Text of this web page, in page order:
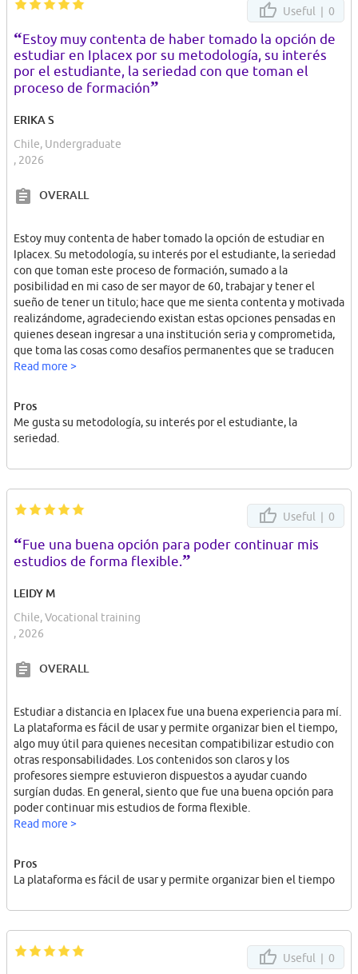
Useful | 0
“Estoy muy contenta de haber tomado la opción de
estudiar en Iplacex por su metodología, su interés
por el estudiante, la seriedad con que toman el
proceso de formación”
ERIKA S
Chile, Undergraduate
, 2026
OVERALL
Estoy muy contenta de haber tomado la opción de estudiar en
Iplacex. Su metodología, su interés por el estudiante, la seriedad
con que toman este proceso de formación, sumado a la
posibilidad en mi caso de ser mayor de 60, trabajar y tener el
sueño de tener un titulo; hace que me sienta contenta y motivada
realizándome, agradeciendo existan estas opciones pensadas en
quienes desean ingresar a una institución seria y comprometida,
que toma las cosas como desafíos permanentes que se traducen
en solo beneficios y educación de calidad para quienes somos sus
Read more >
Pros
Me gusta su metodología, su interés por el estudiante, la
seriedad.
Useful | 0
“Fue una buena opción para poder continuar mis
estudios de forma flexible.”
LEIDY M
Chile, Vocational training
, 2026
OVERALL
Estudiar a distancia en Iplacex fue una buena experiencia para mí.
La plataforma es fácil de usar y permite organizar bien el tiempo,
algo muy útil para quienes necesitan compatibilizar estudio con
otras responsabilidades. Los contenidos son claros y los
profesores siempre estuvieron dispuestos a ayudar cuando
surgían dudas. En general, siento que fue una buena opción para
poder continuar mis estudios de forma flexible.
Read more >
Pros
La plataforma es fácil de usar y permite organizar bien el tiempo
Useful | 0